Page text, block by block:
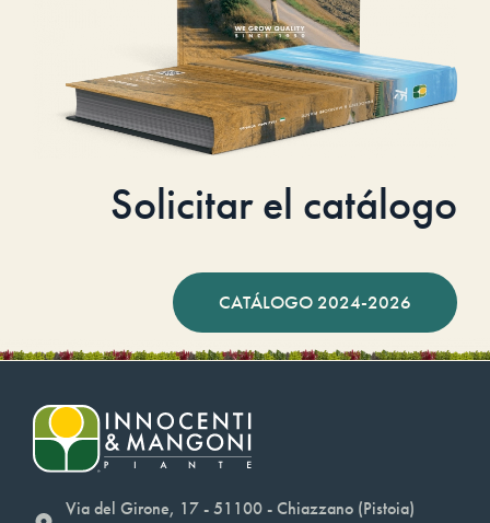
Solicitar el catálogo
CATÁLOGO 2024-2026
Via del Girone, 17 - 51100 - Chiazzano (Pistoia)